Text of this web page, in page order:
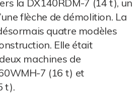
la DX140RDM-7 (14 t), un
flèche de démolition. La
quatre modèles
Elle était
machines de
7 (16 t) et
t).